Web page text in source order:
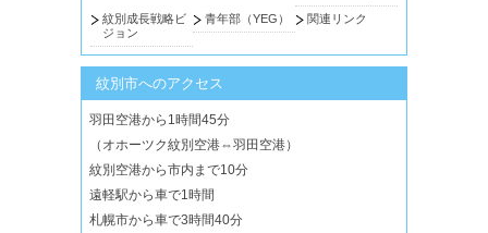
紋別成長戦略ビ
ジョン
青年部（YEG） 関連リンク
紋別市へのアクセス
羽田空港から1時間45分
（オホーツク紋別空港⇔羽田空港）
紋別空港から市内まで10分
遠軽駅から車で1時間
札幌市から車で3時間40分